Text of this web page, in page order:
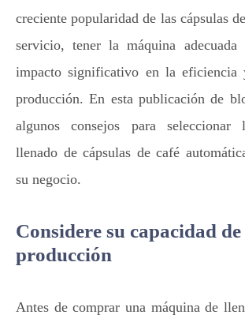
creciente popularidad de las cápsulas
servicio, tener la máquina adecuada
impacto significativo en la eficiencia
producción. En esta publicación de
algunos consejos para
llenado de cápsulas de café
su negocio.
Considere su capacidad de
producción
Antes de comprar una máquina de